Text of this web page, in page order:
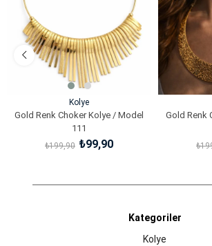
Kolye
Gold Renk Choker Kolye / Model
111
₺99,90
₺199,90
Gold Renk
Kategoriler
Kolye